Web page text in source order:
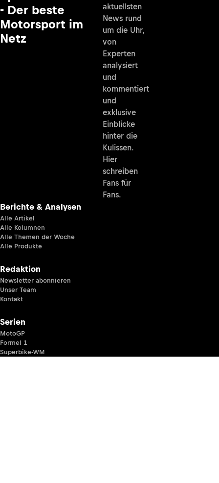
- Der beste
Motorsport im
Netz
aktuellsten
News rund
um die Uhr,
von
Experten
analysiert
und
kommentiert
und
exklusive
Einblicke
hinter die
Kulissen.
Hier
schreiben
Fans für
Fans.
Berichte & Analysen
Alle Artikel
Alle Kolumnen
Alle Themen der Woche
Alle Produkte
Redaktion
Newsletter abonnieren
Unser Team
Kontakt
Serien
MotoGP
Formel 1
Superbike-WM